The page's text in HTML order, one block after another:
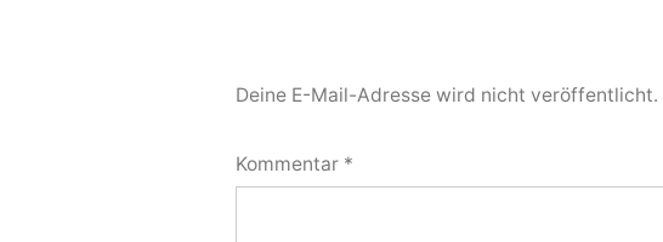
Deine E-Mail-Adresse wird nicht veröffentlicht.
Kommentar *